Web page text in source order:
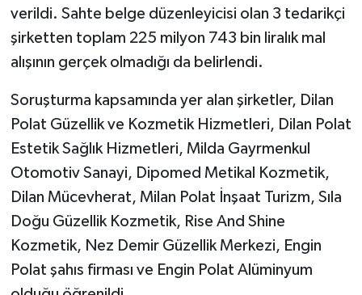
verildi. Sahte belge düzenleyicisi olan 3 tedarikçi
şirketten toplam 225 milyon 743 bin liralık mal
alışının gerçek olmadığı da belirlendi.
Soruşturma kapsamında yer alan şirketler, Dilan
Polat Güzellik ve Kozmetik Hizmetleri, Dilan Polat
Estetik Sağlık Hizmetleri, Milda Gayrmenkul
Otomotiv Sanayi, Dipomed Metikal Kozmetik,
Dilan Mücevherat, Milan Polat İnşaat Turizm, Sıla
Doğu Güzellik Kozmetik, Rise And Shine
Kozmetik, Nez Demir Güzellik Merkezi, Engin
Polat şahıs firması ve Engin Polat Alüminyum